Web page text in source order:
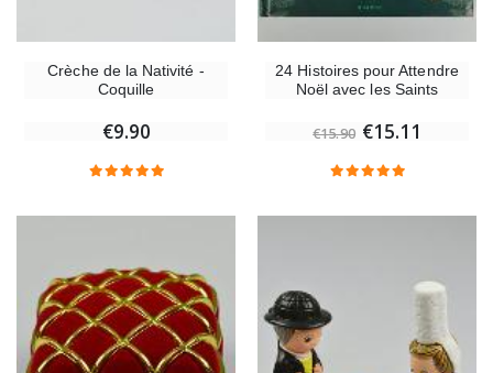
Crèche de la Nativité -
Coquille
€9.90
24 Histoires pour Attendre
Noël avec les Saints
€15.90 €15.11